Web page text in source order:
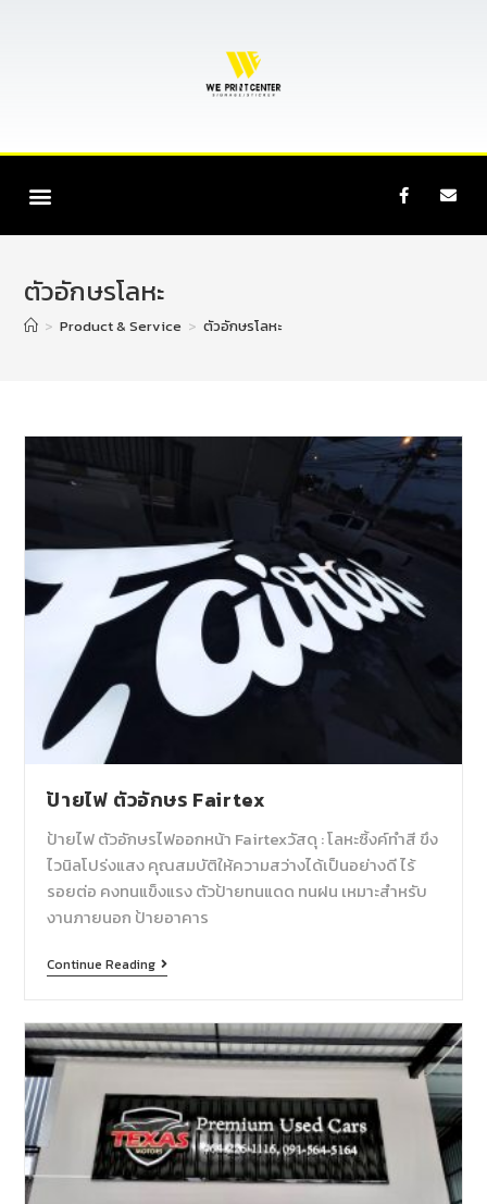
ตัวอักษรโลหะ
> Product & Service > ตัวอักษรโลหะ
ป้ายไฟ ตัวอักษร Fairtex
ป้ายไฟ ตัวอักษรไฟออกหน้า Fairtexวัสดุ : โลหะซิ้งค์ทำสี ขึง
ไวนิลโปร่งแสง คุณสมบัติให้ความสว่างได้เป็นอย่างดี ไร้
รอยต่อ คงทนแข็งแรง ตัวป้ายทนแดด ทนฝน เหมาะสำหรับ
งานภายนอก ป้ายอาคาร
Continue Reading